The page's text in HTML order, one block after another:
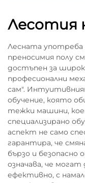
Лесотия
Лесната
преносимия полу
достъпен за
професионални
сам".
обучение, която
тежки машини,
специализирано
аспект не само
гарантира, че
бързо и
означава, че
ефективно, с